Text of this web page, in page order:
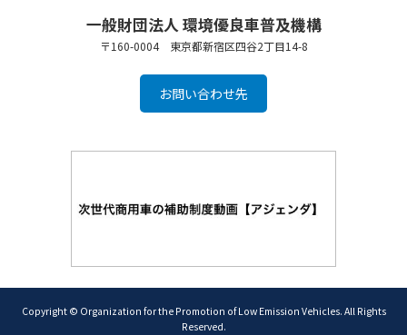
一般財団法人 環境優良車普及機構
〒160-0004 東京都新宿区四谷2丁目14-8
お問い合わせ先
Copyright © Organization for the Promotion of Low Emission Vehicles. All Rights
Reserved.